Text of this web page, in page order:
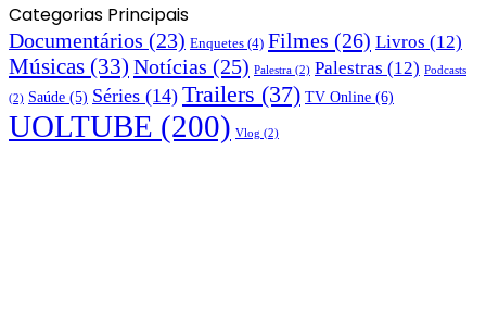
Categorias Principais
Documentários (23) Enquetes (4) Filmes (26) Livros (12)
Músicas (33) Notícias (25) Palestra (2) Palestras (12) Podcasts
(2) Saúde (5) Séries (14) Trailers (37) TV Online (6)
UOLTUBE (200) Vlog (2)